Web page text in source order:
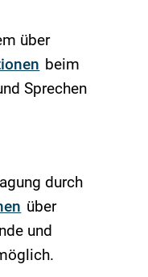
über
beim
Sprechen
durch
über
und